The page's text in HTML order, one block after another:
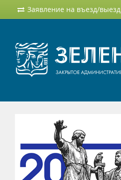
Заявление на въезд/выезд